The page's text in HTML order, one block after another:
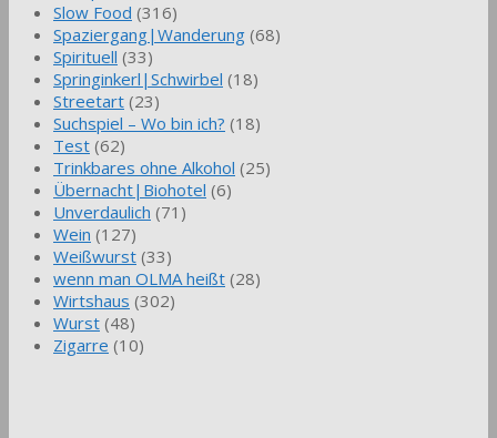
Slow Food (316)
Spaziergang|Wanderung (68)
Spirituell (33)
Springinkerl|Schwirbel (18)
Streetart (23)
Suchspiel – Wo bin ich? (18)
Test (62)
Trinkbares ohne Alkohol (25)
Übernacht|Biohotel (6)
Unverdaulich (71)
Wein (127)
Weißwurst (33)
wenn man OLMA heißt (28)
Wirtshaus (302)
Wurst (48)
Zigarre (10)